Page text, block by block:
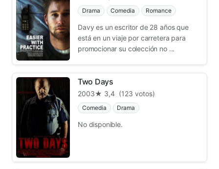
Drama Comedia Romance
Davy es un escritor de 28 años que
está en un viaje por carretera para
promocionar su colección no ...
Two Days
2003★ 3,4 (123 votos)
Comedia Drama
No disponible.